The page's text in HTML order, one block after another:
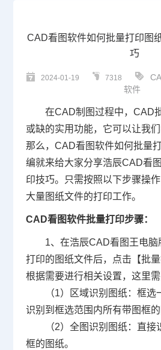
CAD看图软件如何批量打印图
巧
2024-01-19 7318
软件
在CAD制图过程中， CAD
或缺的实用功能，它可以让我们
那么，CAD看图软件如何批量
编就来给大家分享浩辰CAD看
印技巧。只需按照以下步骤操
大量图纸文件的打印工作。
CAD看图软件批量打印步骤：
1、在浩辰CAD看图王电脑
打印的图纸文件后，点击【批
根据需要进行相关设置，这里需
（1）区域识别图纸：框
识别到框选范围内所有带图框的
（2）全图识别图纸：直接
框的图纸。